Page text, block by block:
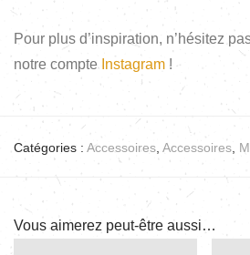
Pour plus d’inspiration, n’hésitez
notre compte Instagram !
Catégories : Accessoires Accessoires
Vous aimerez peut-être aussi…